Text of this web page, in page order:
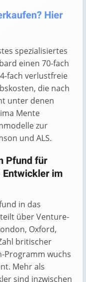
Hier
spezialisiertes
einen 70-fach
fach verlustfreie
die nach
unter denen
Mente
zur
und ALS.
Pfund für
im
in das
über Venture-
Oxford,
britischer
Programm wuchs
Mehr als
sind inzwischen